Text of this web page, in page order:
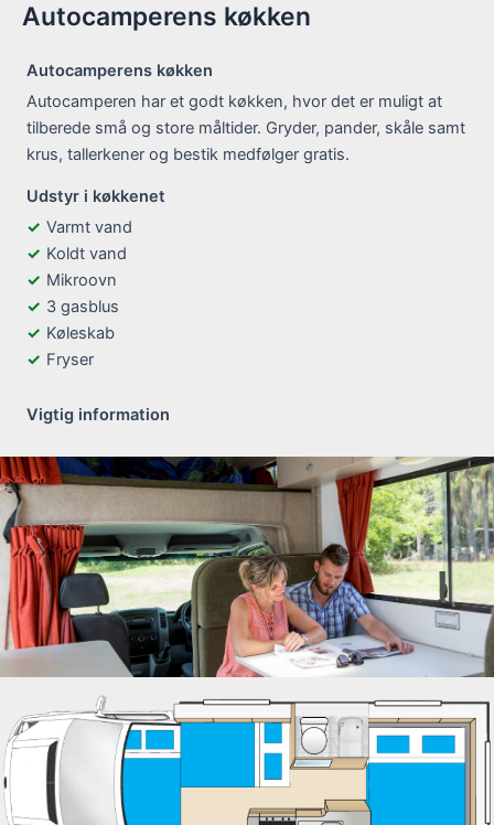
Autocamperens køkken
Autocamperens køkken
Autocamperen har et godt køkken, hvor det er muligt at
tilberede små og store måltider. Gryder, pander, skåle samt
krus, tallerkener og bestik medfølger gratis.
Udstyr i køkkenet
Varmt vand
Koldt vand
Mikroovn
3 gasblus
Køleskab
Fryser
Vigtig information